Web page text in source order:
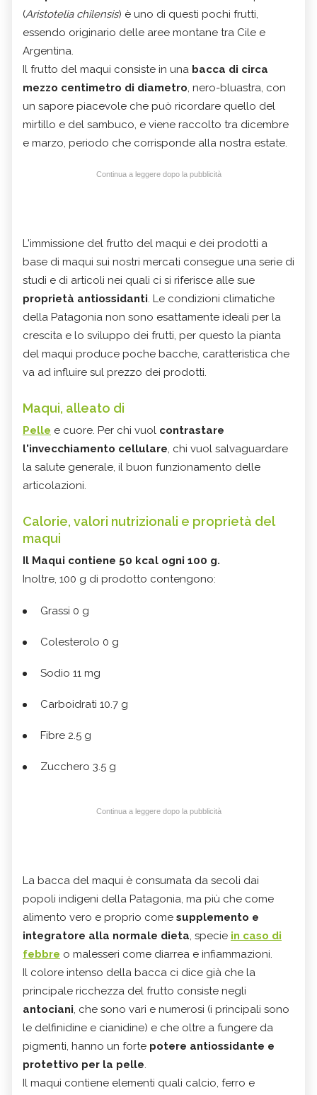
(Aristotelia chilensis) è uno di questi pochi frutti,
essendo originario delle aree montane tra Cile e
Argentina.
Il frutto del maqui consiste in una bacca di circa
mezzo centimetro di diametro, nero-bluastra, con
un sapore piacevole che può ricordare quello del
mirtillo e del sambuco, e viene raccolto tra dicembre
e marzo, periodo che corrisponde alla nostra estate.
Continua a leggere dopo la pubblicità
L'immissione del frutto del maqui e dei prodotti a
base di maqui sui nostri mercati consegue una serie di
studi e di articoli nei quali ci si riferisce alle sue
proprietà antiossidanti. Le condizioni climatiche
della Patagonia non sono esattamente ideali per la
crescita e lo sviluppo dei frutti, per questo la pianta
del maqui produce poche bacche, caratteristica che
va ad influire sul prezzo dei prodotti.
Maqui, alleato di
Pelle e cuore. Per chi vuol contrastare
l'invecchiamento cellulare, chi vuol salvaguardare
la salute generale, il buon funzionamento delle
articolazioni.
Calorie, valori nutrizionali e proprietà del
maqui
Il Maqui contiene 50 kcal ogni 100 g.
Inoltre, 100 g di prodotto contengono:
Grassi 0 g
Colesterolo 0 g
Sodio 11 mg
Carboidrati 10.7 g
Fibre 2.5 g
Zucchero 3.5 g
Continua a leggere dopo la pubblicità
La bacca del maqui è consumata da secoli dai
popoli indigeni della Patagonia, ma più che come
alimento vero e proprio come supplemento e
integratore alla normale dieta, specie in caso di
febbre o malesseri come diarrea e infiammazioni.
Il colore intenso della bacca ci dice già che la
principale ricchezza del frutto consiste negli
antociani, che sono vari e numerosi (i principali sono
le delfinidine e cianidine) e che oltre a fungere da
pigmenti, hanno un forte potere antiossidante e
protettivo per la pelle.
Il maqui contiene elementi quali calcio, ferro e